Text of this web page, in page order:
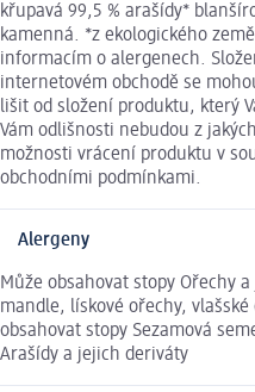
křupavá 99,5 % arašídy*
kamenná. *z ekologického
informacím o alergenech.
internetovém obchodě se
lišit od složení produktu, který
Vám odlišnosti nebudou z
možnosti vrácení produktu v
obchodními podmínkami.
Alergeny
Může obsahovat stopy Ořechy
mandle, lískové ořechy,
obsahovat stopy Sezamová
Arašídy a jejich deriváty